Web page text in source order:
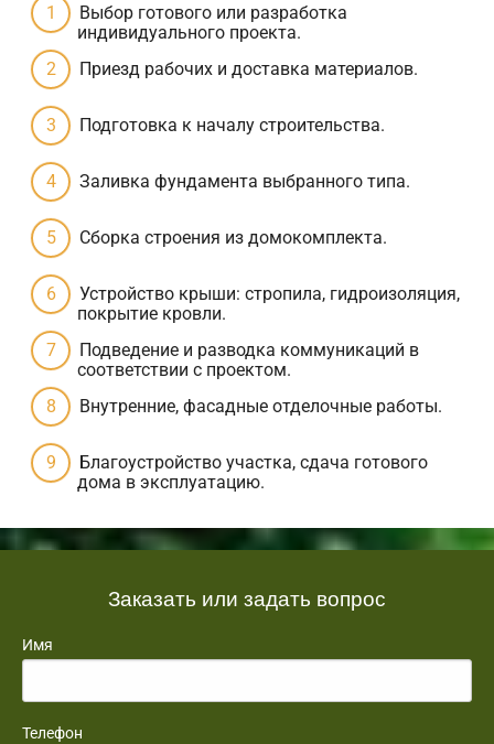
Выбор готового или разработка
индивидуального проекта.
Приезд рабочих и доставка материалов.
Подготовка к началу строительства.
Заливка фундамента выбранного типа.
Сборка строения из домокомплекта.
Устройство крыши: стропила, гидроизоляция,
покрытие кровли.
Подведение и разводка коммуникаций в
соответствии с проектом.
Внутренние, фасадные отделочные работы.
Благоустройство участка, сдача готового
дома в эксплуатацию.
Заказать или задать вопрос
Имя
Телефон